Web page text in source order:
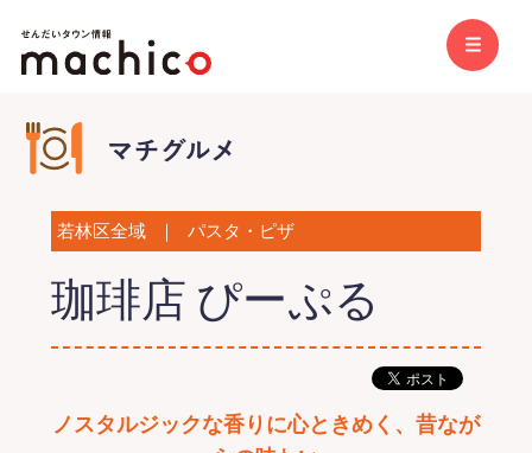
若林区全域 ｜ パスタ・ピザ
珈琲店 ぴーぷる
ノスタルジックな香りに心ときめく、昔なが